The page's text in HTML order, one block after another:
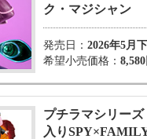
ク・マジシャン
発売日： 2026年5月
希望小売価格：
プチラマシリー
入り